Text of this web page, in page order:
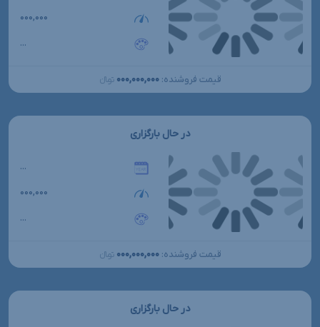
۰۰۰,۰۰۰
...
قیمت فروشنده: ۰۰۰,۰۰۰,۰۰۰ تومانءءء
در حال بارگزاری
...
۰۰۰,۰۰۰
...
قیمت فروشنده: ۰۰۰,۰۰۰,۰۰۰ تومانءءء
در حال بارگزاری